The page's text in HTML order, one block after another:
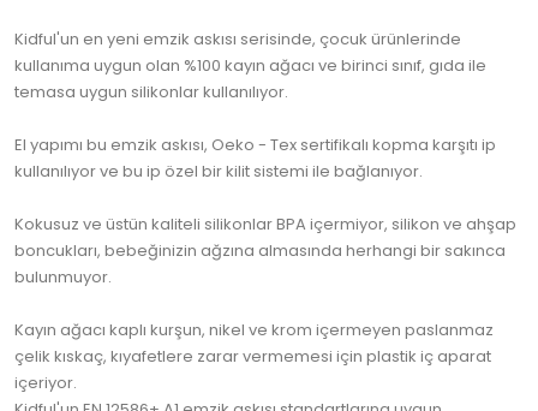
Kidful'un en yeni emzik askısı serisinde, çocuk ürünlerinde
kullanıma uygun olan %100 kayın ağacı ve birinci sınıf, gıda ile
temasa uygun silikonlar kullanılıyor.
El yapımı bu emzik askısı, Oeko - Tex sertifikalı kopma karşıtı ip
kullanılıyor ve bu ip özel bir kilit sistemi ile bağlanıyor.
Kokusuz ve üstün kaliteli silikonlar BPA içermiyor, silikon ve ahşap
boncukları, bebeğinizin ağzına almasında herhangi bir sakınca
bulunmuyor.
Kayın ağacı kaplı kurşun, nikel ve krom içermeyen paslanmaz
çelik kıskaç, kıyafetlere zarar vermemesi için plastik iç aparat
içeriyor.